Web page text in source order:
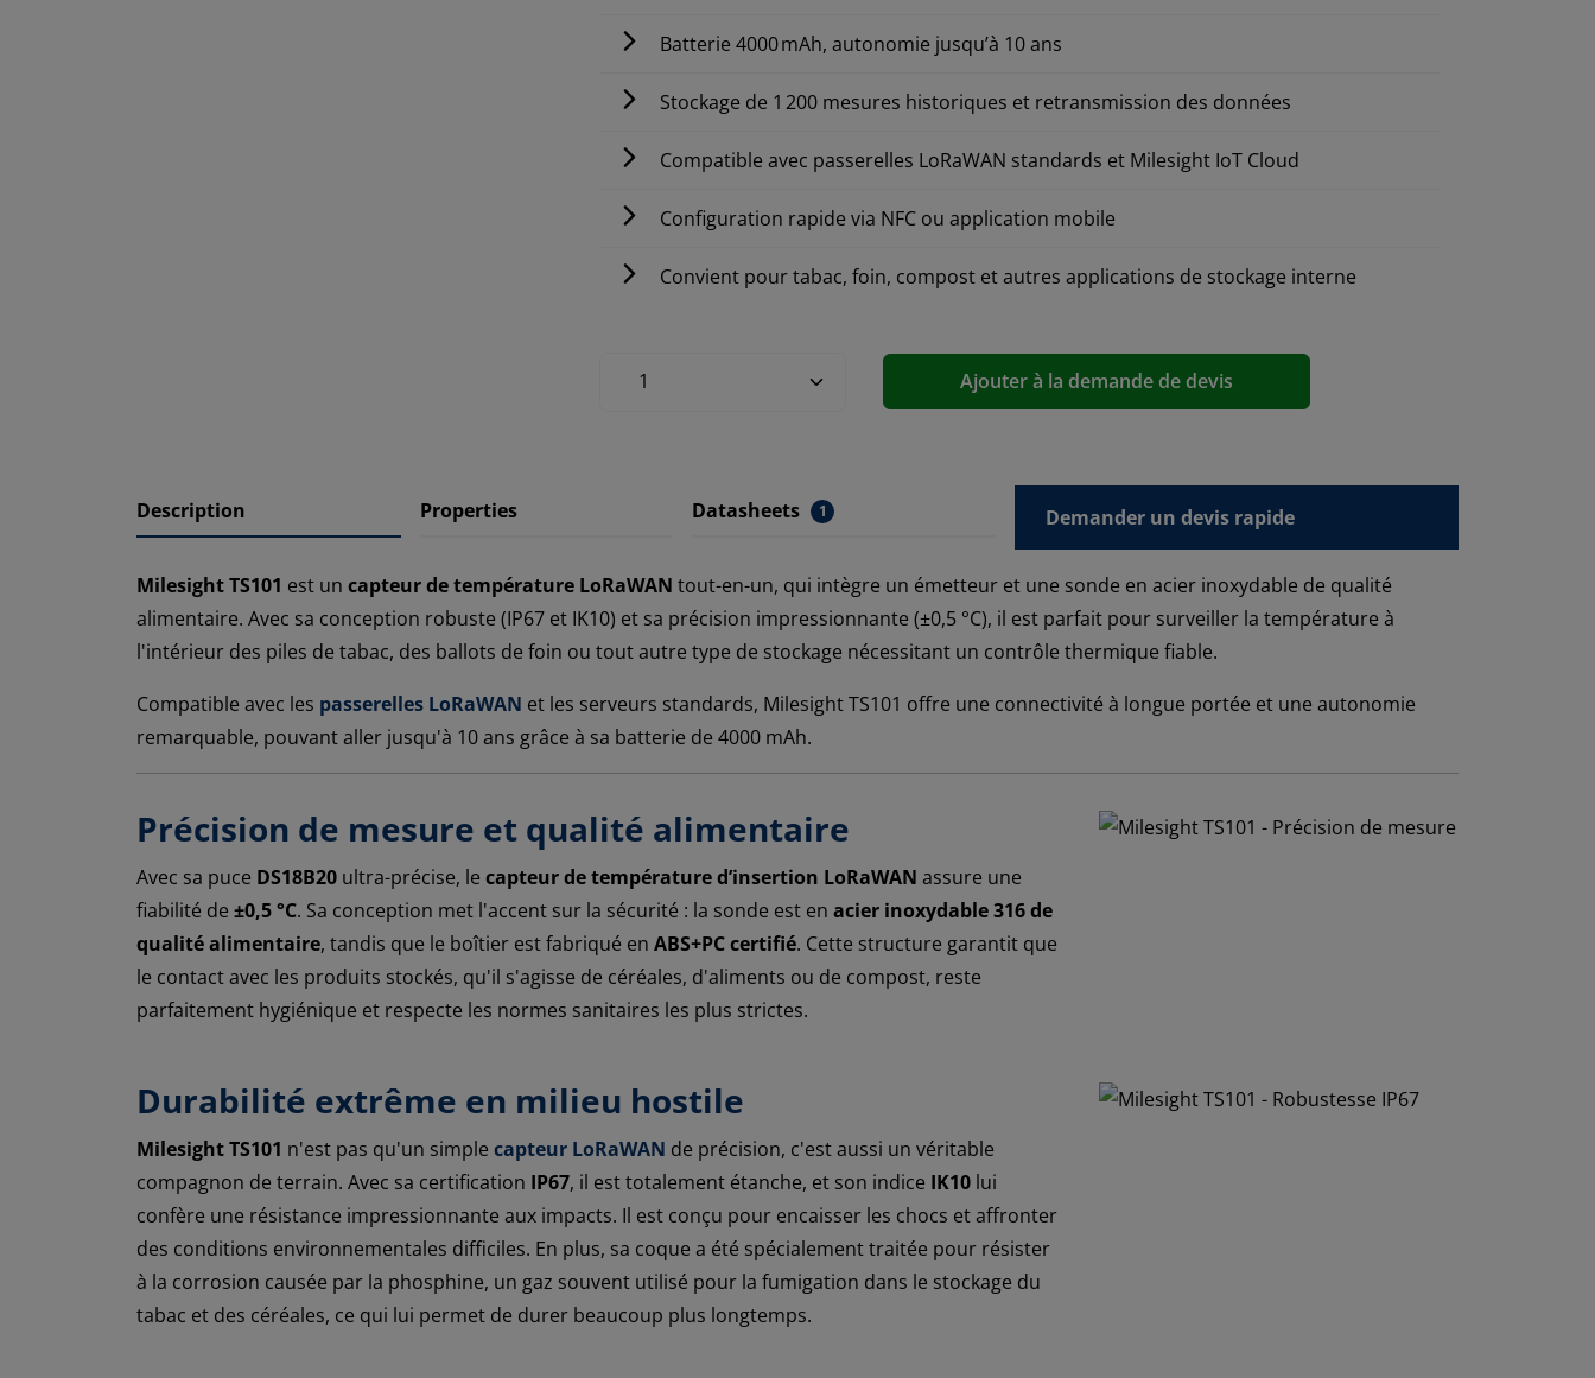
Batterie 4000 mAh, autonomie jusqu’à 10 ans
Stockage de 1 200 mesures historiques et retransmission des données
Compatible avec passerelles LoRaWAN standards et Milesight IoT Cloud
Configuration rapide via NFC ou application mobile
Convient pour tabac, foin, compost et autres applications de stockage interne
Ajouter à la demande de devis
Description Properties Datasheets 1 Demander un devis rapide
Milesight TS101 est un capteur de température LoRaWAN tout-en-un, qui intègre un émetteur et une sonde en acier inoxydable de qualité
alimentaire. Avec sa conception robuste (IP67 et IK10) et sa précision impressionnante (±0,5 °C), il est parfait pour surveiller la température à
l'intérieur des piles de tabac, des ballots de foin ou tout autre type de stockage nécessitant un contrôle thermique fiable.
Compatible avec les passerelles LoRaWAN et les serveurs standards, Milesight TS101 offre une connectivité à longue portée et une autonomie
remarquable, pouvant aller jusqu'à 10 ans grâce à sa batterie de 4000 mAh.
Précision de mesure et qualité alimentaire
Avec sa puce DS18B20 ultra-précise, le capteur de température d’insertion LoRaWAN assure une
fiabilité de ±0,5 °C. Sa conception met l'accent sur la sécurité : la sonde est en acier inoxydable 316 de
qualité alimentaire, tandis que le boîtier est fabriqué en ABS+PC certifié. Cette structure garantit que
le contact avec les produits stockés, qu'il s'agisse de céréales, d'aliments ou de compost, reste
parfaitement hygiénique et respecte les normes sanitaires les plus strictes.
Durabilité extrême en milieu hostile
Milesight TS101 n'est pas qu'un simple capteur LoRaWAN de précision, c'est aussi un véritable
compagnon de terrain. Avec sa certification IP67, il est totalement étanche, et son indice IK10 lui
confère une résistance impressionnante aux impacts. Il est conçu pour encaisser les chocs et affronter
des conditions environnementales difficiles. En plus, sa coque a été spécialement traitée pour résister
à la corrosion causée par la phosphine, un gaz souvent utilisé pour la fumigation dans le stockage du
tabac et des céréales, ce qui lui permet de durer beaucoup plus longtemps.